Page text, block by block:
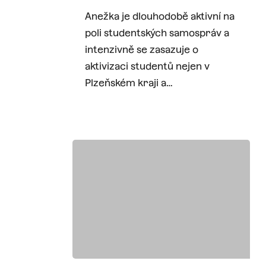
Anežka je dlouhodobě aktivní na
poli studentských samospráv a
intenzivně se zasazuje o
aktivizaci studentů nejen v
Plzeňském kraji a…